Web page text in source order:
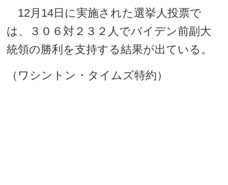
12月14日に実施された選挙人投票で
は、３０６対２３２人でバイデン前副大
統領の勝利を支持する結果が出ている。
（ワシントン・タイムズ特約）